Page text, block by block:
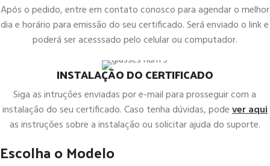
Após o pedido, entre em contato conosco para agendar o melhor
dia e horário para emissão do seu certificado. Será enviado o link e
poderá ser acesssado pelo celular ou computador.
INSTALAÇÃO DO CERTIFICADO
Siga as intruções enviadas por e-mail para prosseguir com a
instalação do seu certificado. Caso tenha dúvidas, podever aqui
as instruções sobre a instalação ou solicitar ajuda do suporte.
Escolha o Modelo